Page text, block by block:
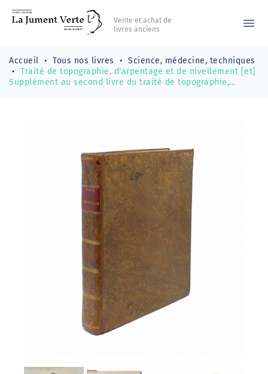
Vente et achat de
livres anciens
menu
Accueil Tous nos livres
Science, médecine, techniques
Traité de topographie, d'arpentage et de nivellement [et]
Supplément au second livre du traité de topographie,...